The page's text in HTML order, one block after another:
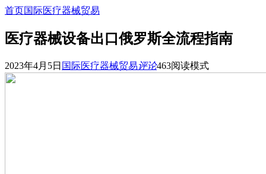
首页国际医疗器械贸易
医疗器械设备出口俄罗斯全流程指南
2023年4月5日 国际医疗器械贸易评论463阅读模式